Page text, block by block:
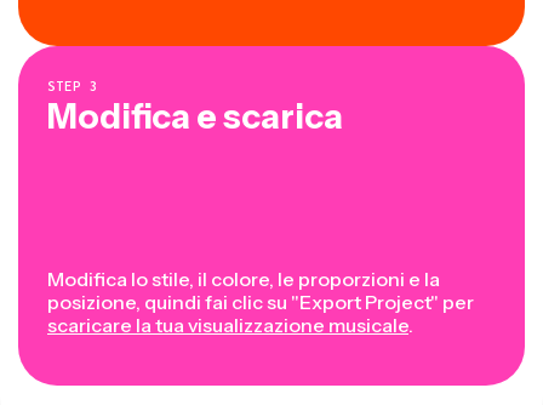
STEP 3
Modifica e scarica
Modifica lo stile, il colore, le proporzioni e la
posizione, quindi fai clic su "Export Project" per
scaricare la tua visualizzazione musicale.